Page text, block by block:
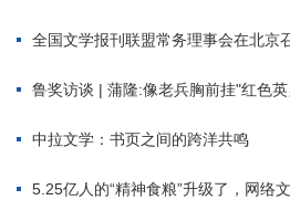
全国文学报刊联盟常务理事会在北京
鲁奖访谈 | 蒲隆:像老兵胸前挂"红色
中拉文学：书页之间的跨洋共鸣
5.25亿人的“精神食粮”升级了，网络